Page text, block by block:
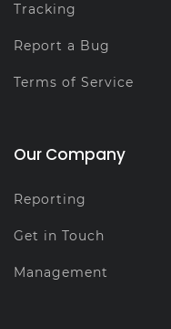
Tracking
Report a Bug
Terms of Service
Our Company
Reporting
Get in Touch
Management